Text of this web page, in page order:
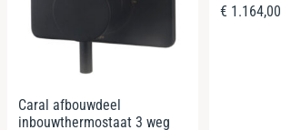
Caral afbouwdeel
inbouwthermostaat 3 weg
€ 1.164,00